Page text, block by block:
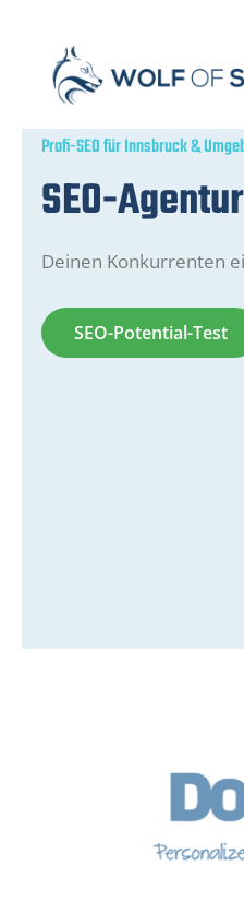
Profi-SEO für Innsbruck &
SEO-
Deinen Konkurrenten
SEO-Potential-Test